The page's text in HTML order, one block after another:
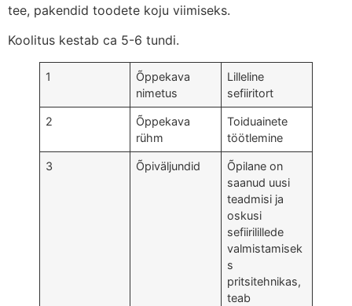
tee, pakendid toodete koju viimiseks.
Koolitus kestab ca 5-6 tundi.
1
Õppekava
nimetus
Lilleline
sefiiritort
2
Õppekava
rühm
Toiduainete
töötlemine
3 Õpiväljundid
Õpilane on
saanud uusi
teadmisi ja
oskusi
sefiirilillede
valmistamisek
s
pritsitehnikas,
teab